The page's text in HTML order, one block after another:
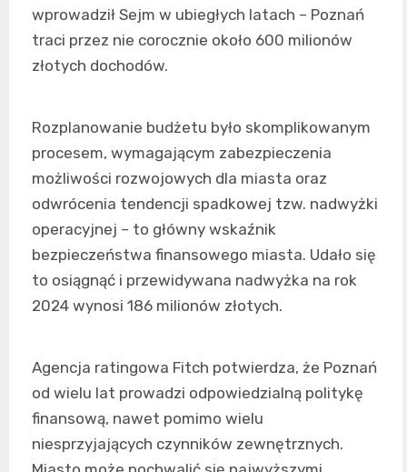
wprowadził Sejm w ubiegłych latach – Poznań
traci przez nie corocznie około 600 milionów
złotych dochodów.
Rozplanowanie budżetu było skomplikowanym
procesem, wymagającym zabezpieczenia
możliwości rozwojowych dla miasta oraz
odwrócenia tendencji spadkowej tzw. nadwyżki
operacyjnej – to główny wskaźnik
bezpieczeństwa finansowego miasta. Udało się
to osiągnąć i przewidywana nadwyżka na rok
2024 wynosi 186 milionów złotych.
Agencja ratingowa Fitch potwierdza, że Poznań
od wielu lat prowadzi odpowiedzialną politykę
finansową, nawet pomimo wielu
niesprzyjających czynników zewnętrznych.